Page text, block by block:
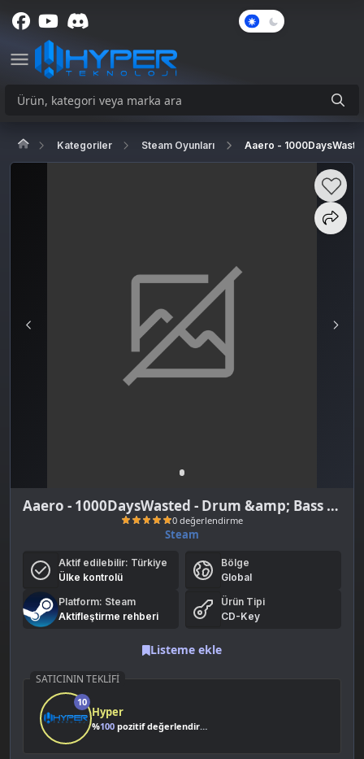
Kategoriler Steam Oyunları Aaero -
Aaero - 1000DaysWasted - Drum &amp; Bass Pack (DLC)
0 değerlendirme
Steam
Aktif edilebilir: Türkiye
Ülke kontrolü
Bölge
Global
Platform: Steam
Aktifleştirme rehberi
Ürün Tipi
CD-Key
Listeme ekle
SATICININ TEKLIFI
10
Hyper
%100 pozitif değerlendirme